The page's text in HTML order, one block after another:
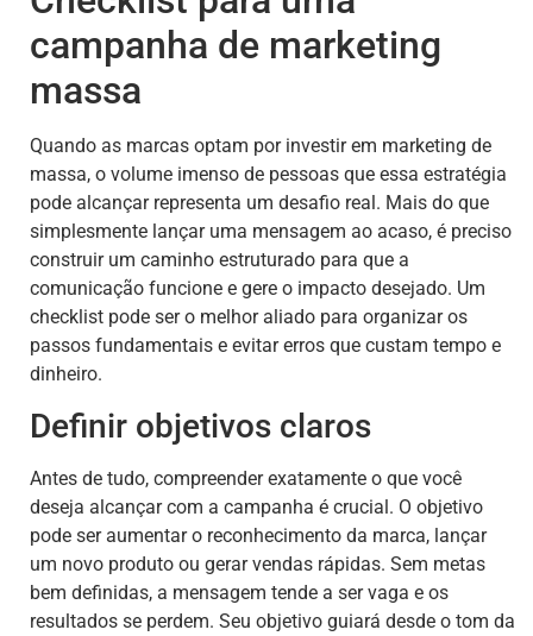
campanha de marketing
massa
Quando as marcas optam por investir em marketing de
massa, o volume imenso de pessoas que essa estratégia
pode alcançar representa um desafio real. Mais do que
simplesmente lançar uma mensagem ao acaso, é preciso
construir um caminho estruturado para que a
comunicação funcione e gere o impacto desejado. Um
checklist pode ser o melhor aliado para organizar os
passos fundamentais e evitar erros que custam tempo e
dinheiro.
Definir objetivos claros
Antes de tudo, compreender exatamente o que você
deseja alcançar com a campanha é crucial. O objetivo
pode ser aumentar o reconhecimento da marca, lançar
um novo produto ou gerar vendas rápidas. Sem metas
bem definidas, a mensagem tende a ser vaga e os
resultados se perdem. Seu objetivo guiará desde o tom da